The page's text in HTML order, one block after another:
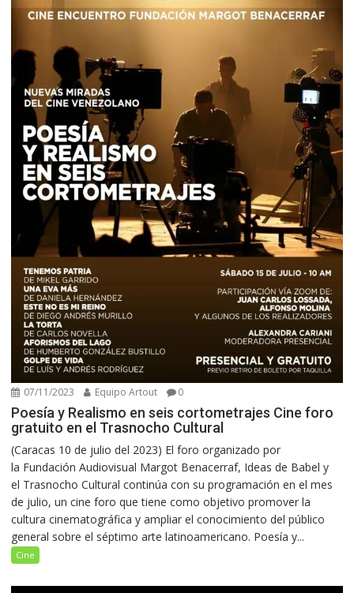
07/11/2023 Equipo Artout 0
Poesía y Realismo en seis cortometrajes Cine foro
gratuito en el Trasnocho Cultural
(Caracas 10 de julio del 2023) El foro organizado por
la Fundación Audiovisual Margot Benacerraf, Ideas de Babel y
el Trasnocho Cultural continúa con su programación en el mes
de julio, un cine foro que tiene como objetivo promover la
cultura cinematográfica y ampliar el conocimiento del público
general sobre el séptimo arte latinoamericano. Poesía y...
Cine